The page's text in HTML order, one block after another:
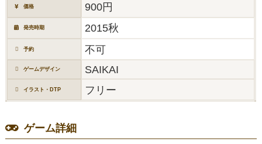
価格 900円
発売時期 2015秋
予約 不可
ゲームデザイン SAIKAI
イラスト・DTP フリー
ゲーム詳細